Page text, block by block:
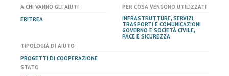
A CHI VANNO GLI AIUTI
ERITREA
PER COSA VENGONO UTILIZZATI
INFRASTRUTTURE, SERVIZI,
TRASPORTI E COMUNICAZIONI
GOVERNO E SOCIETÀ CIVILE,
PACE E SICUREZZA
TIPOLOGIA DI AIUTO
PROGETTI DI COOPERAZIONE
STATO